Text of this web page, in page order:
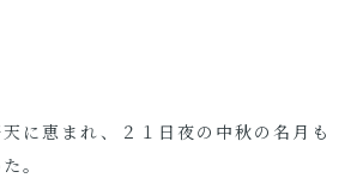
に恵まれ、２１日夜の中秋の名月も
。